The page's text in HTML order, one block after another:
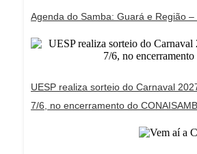
Agenda do Samba: Guará e Região
UESP realiza sorteio do Carnaval
7/6, no encerramento do